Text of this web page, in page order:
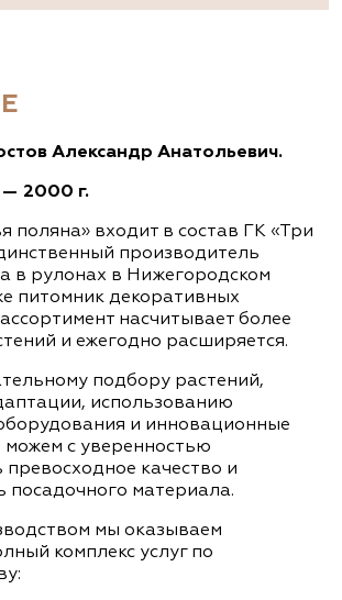
Александр Анатольевич.
— 2000 г.
входит в состав ГК «Три
производитель
в рулонах в Нижегородском
питомник декоративных
насчитывает более
и ежегодно расширяется.
подбору растений,
использованию
и инновационные
можем с уверенностью
качество и
посадочного материала.
мы оказываем
комплекс услуг по